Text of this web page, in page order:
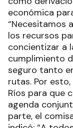
económica
“Necesitamos
los recursos
concientizar a
cumplimiento
seguro tanto
rutas. Por
Ríos para que
agenda
parte, el